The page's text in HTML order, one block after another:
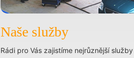
Naše služby
Rádi pro Vás zajistíme nejrůznější